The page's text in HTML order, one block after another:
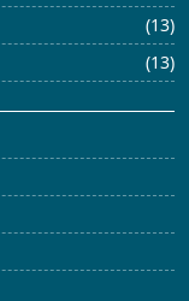
(13)
(13)